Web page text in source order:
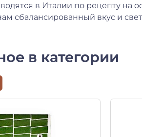
в Италии по рецепту на
сбалансированный вкус и
в категории